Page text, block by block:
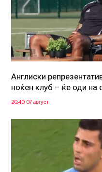
Англиски
ноќен клуб – ќе оди на
20:40, 07 август